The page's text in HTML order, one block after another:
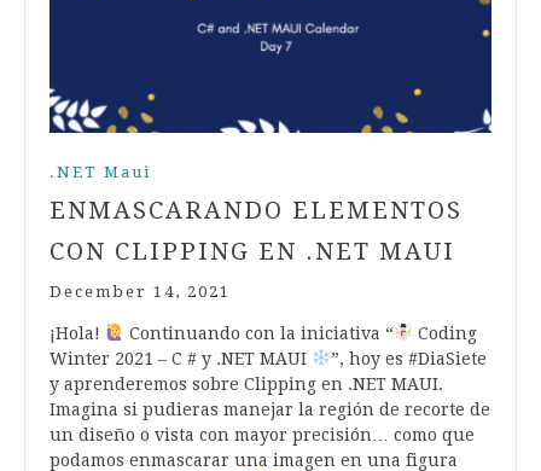
.NET Maui
ENMASCARANDO ELEMENTOS
CON CLIPPING EN .NET MAUI
December 14, 2021
¡Hola! Continuando con la iniciativa “
Coding
Winter 2021 – C # y .NET MAUI
”, hoy es #DiaSiete
y aprenderemos sobre Clipping en .NET MAUI.
Imagina si pudieras manejar la región de recorte de
un diseño o vista con mayor precisión… como que
podamos enmascarar una imagen en una figura